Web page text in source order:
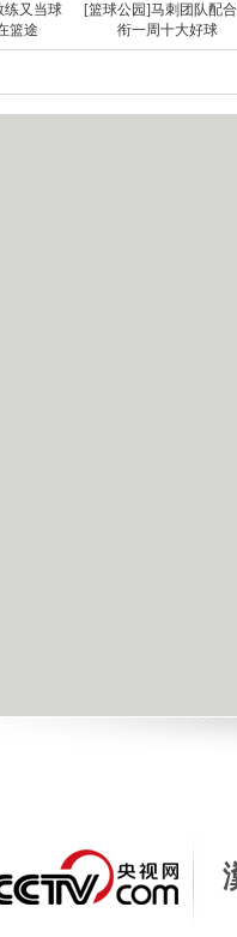
练又当球
篮途
[篮球公园]马刺团队配
衔一周十大好球